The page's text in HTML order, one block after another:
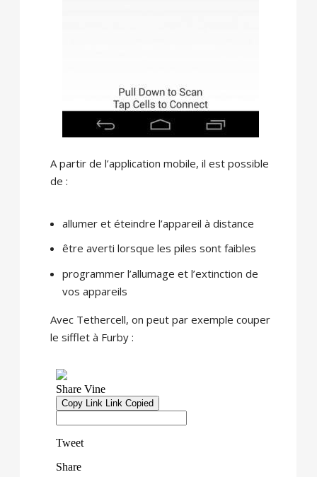
A partir de l’application mobile, il est possible
de :
allumer et éteindre l’appareil à distance
être averti lorsque les piles sont faibles
programmer l’allumage et l’extinction de
vos appareils
Avec Tethercell, on peut par exemple couper
le sifflet à Furby :